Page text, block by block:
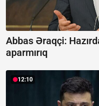
Abbas Əraqçi:
aparmırıq
12:10